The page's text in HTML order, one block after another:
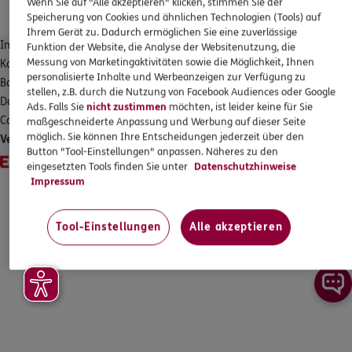
Impressum/Erstinformation
Kontakt
Barrierefreiheit
Datenschutz
Cookies
Vertrag widerrufen
© 2026 ERGO. Alle Rechte vorbehalten.
Wenn Sie auf "Alle akzeptieren" klicken, stimmen Sie der
Speicherung von Cookies und ähnlichen Technologien (Tools) auf
Ihrem Gerät zu. Dadurch ermöglichen Sie eine zuverlässige
Funktion der Website, die Analyse der Websitenutzung, die
Messung von Marketingaktivitäten sowie die Möglichkeit, Ihnen
personalisierte Inhalte und Werbeanzeigen zur Verfügung zu
stellen, z.B. durch die Nutzung von Facebook Audiences oder Google
Ads. Falls Sienicht zustimmen möchten, ist leider keine für Sie
maßgeschneiderte Anpassung und Werbung auf dieser Seite
möglich. Sie können Ihre Entscheidungen jederzeit über den
Button "Tool-Einstellungen" anpassen. Näheres zu den
eingesetzten Tools finden Sie unter Datenschutzhinweise
Impressum
Tool-Einstellungen Alle akzeptieren